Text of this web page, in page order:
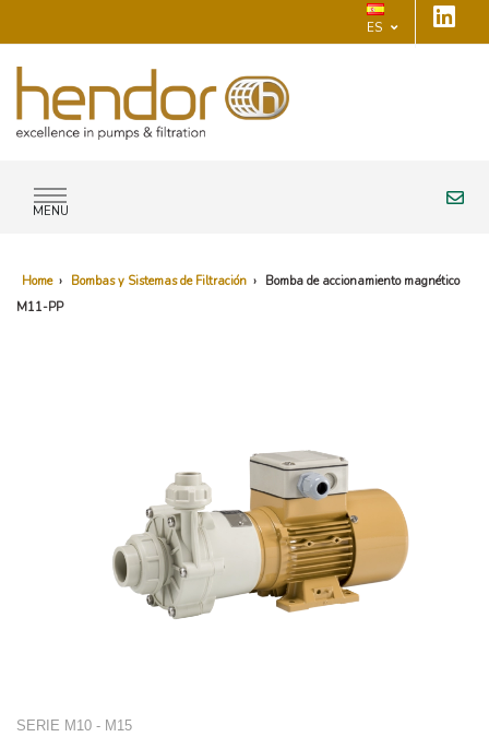
ES
MENU
Home › Bombas y Sistemas de Filtración › Bomba de accionamiento magnético
M11-PP
SERIE M10 - M15